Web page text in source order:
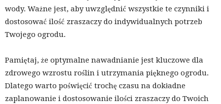
wody. Ważne jest, aby uwzględnić wszystkie te czynniki i
dostosować ilość zraszaczy do indywidualnych potrzeb
Twojego ogrodu.
Pamiętaj, że optymalne nawadnianie jest kluczowe dla
zdrowego wzrostu roślin i utrzymania pięknego ogrodu.
Dlatego warto poświęcić trochę czasu na dokładne
zaplanowanie i dostosowanie ilości zraszaczy do Twoich